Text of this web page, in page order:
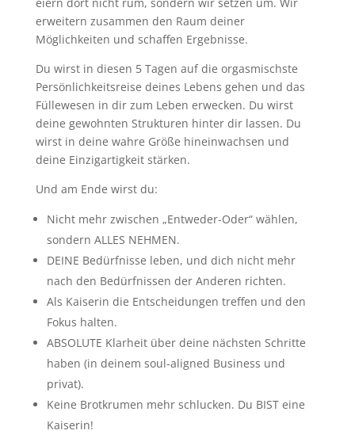
erweitern zusammen den Raum deiner
Möglichkeiten und schaffen Ergebnisse.
Du wirst in diesen 5 Tagen auf die orgasmischste
Persönlichkeitsreise deines Lebens gehen und das
Füllewesen in dir zum Leben erwecken. Du wirst
deine gewohnten Strukturen hinter dir lassen. Du
wirst in deine wahre Größe hineinwachsen und
deine Einzigartigkeit stärken.
Und am Ende wirst du:
Nicht mehr zwischen „Entweder-Oder“ wählen,
sondern ALLES NEHMEN.
DEINE Bedürfnisse leben, und dich nicht mehr
nach den Bedürfnissen der Anderen richten.
Als Kaiserin die Entscheidungen treffen und den
Fokus halten.
ABSOLUTE Klarheit über deine nächsten Schritte
haben (in deinem soul-aligned Business und
privat).
Keine Brotkrumen mehr schlucken. Du BIST eine
Kaiserin!